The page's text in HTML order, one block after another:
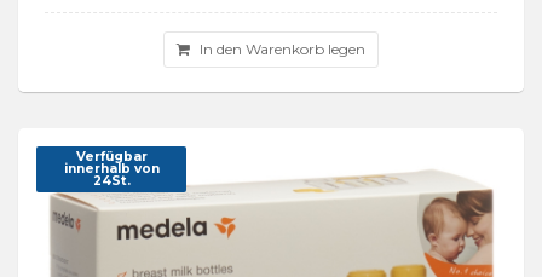
In den Warenkorb legen
Verfügbar
innerhalb von
24St.